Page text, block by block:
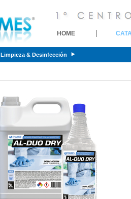
HOME
Limpieza & Desinfección